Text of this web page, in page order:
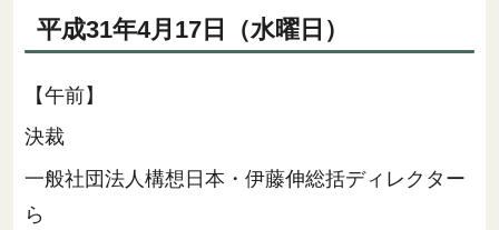
平成31年4月17日（水曜日）
【午前】
決裁
一般社団法人構想日本・伊藤伸総括ディレクター
ら